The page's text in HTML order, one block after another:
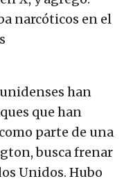
narcóticos en el
han
que han
parte de una
busca frenar
Unidos. Hubo